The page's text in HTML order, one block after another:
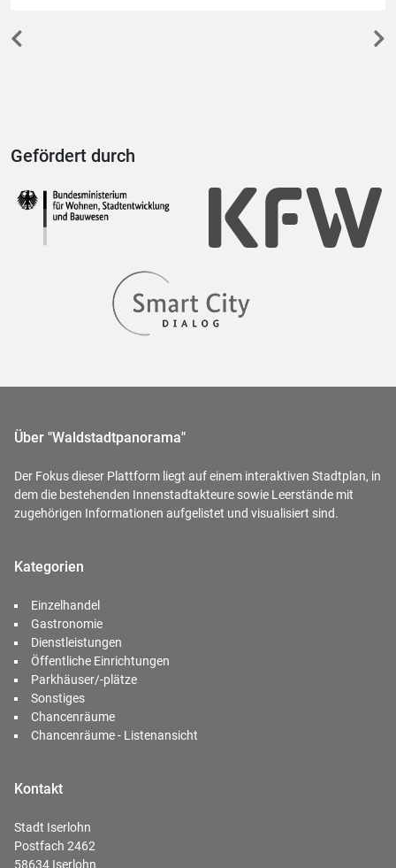
Gefördert durch
Über "Waldstadtpanorama"
Der Fokus dieser Plattform liegt auf einem interaktiven Stadtplan, in
dem die bestehenden Innenstadtakteure sowie Leerstände mit
zugehörigen Informationen aufgelistet und visualisiert sind.
Kategorien
Einzelhandel
Gastronomie
Dienstleistungen
Öffentliche Einrichtungen
Parkhäuser/-plätze
Sonstiges
Chancenräume
Chancenräume - Listenansicht
Kontakt
Stadt Iserlohn
Postfach 2462
58634 Iserlohn